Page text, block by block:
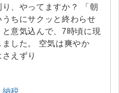
り、やってますか？ 「朝
うちにサクッと終わらせ
と意気込んで、7時頃に現
ました。 空気は爽やか
えずり
納税